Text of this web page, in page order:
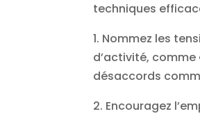
techniques
1. Nommez les
d’activité,
désaccords
2. Encouragez